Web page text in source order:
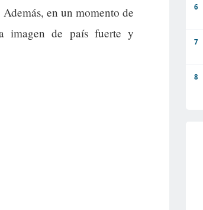
en un momento de
imagen de país fuerte y
6
7
8